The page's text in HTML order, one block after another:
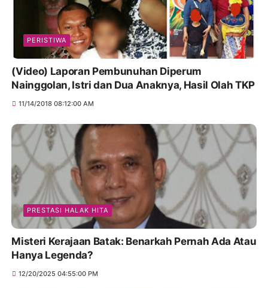
PERISTIWA
(Video) Laporan Pembunuhan Diperum
Nainggolan, Istri dan Dua Anaknya, Hasil Olah TKP
11/14/2018 08:12:00 AM
PRESTASI HALAK HITA
Misteri Kerajaan Batak: Benarkah Pernah Ada Atau
Hanya Legenda?
12/20/2025 04:55:00 PM